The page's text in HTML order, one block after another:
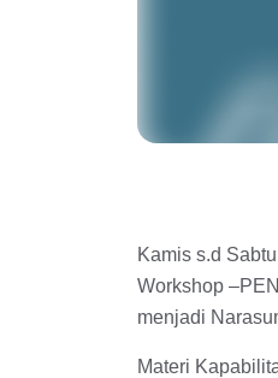
Kamis s.d
Workshop
menjadi
Materi